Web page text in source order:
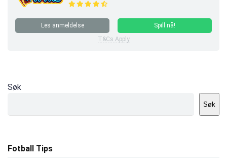
Les anmeldelse
Spill nå!
T&Cs Apply
Søk
Søk
Fotball Tips